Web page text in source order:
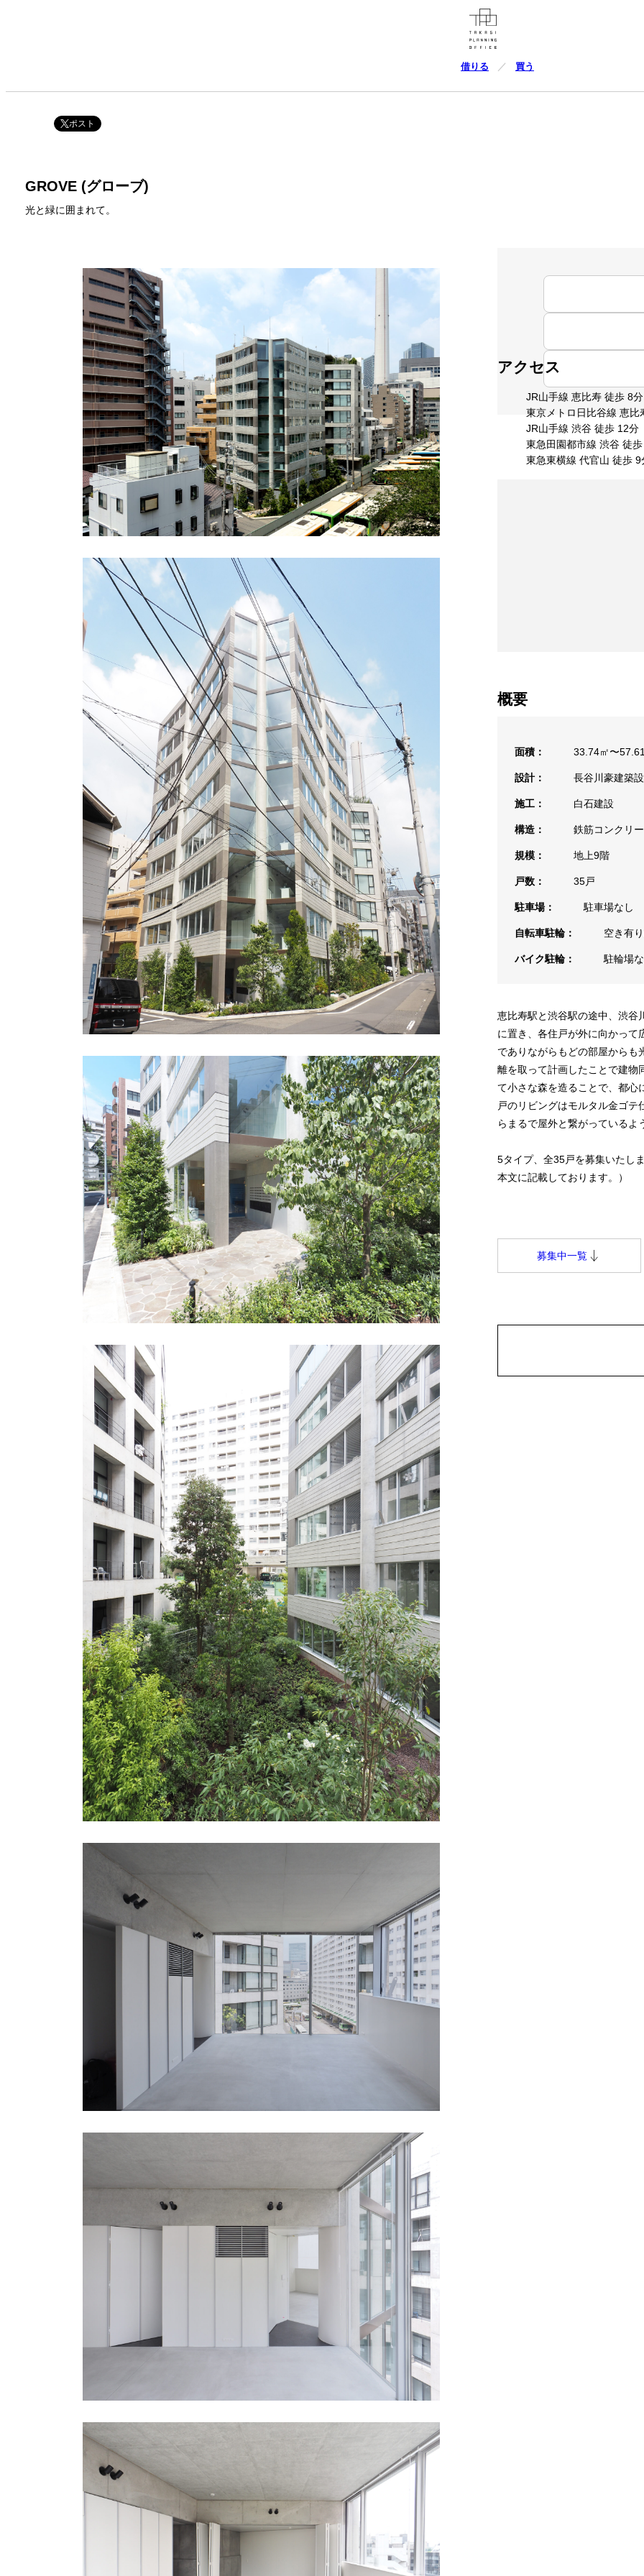
借りる 買う
ポスト
GROVE (グローブ)
光と緑に囲まれて。
アクセス
JR山手線 恵比寿 徒歩 8分
東京メトロ日比谷線 恵比
JR山手線 渋谷 徒歩 12分
東急田園都市線 渋谷 徒
東急東横線 代官山 徒歩 9
概要
面積： 33.74㎡〜
設計： 長谷川豪建築
施工： 白石建設
構造： 鉄筋コンクリ
規模： 地上9階
戸数： 35戸
駐車場： 駐車場なし
自転車駐輪： 空き有
バイク駐輪： 駐輪場
恵比寿駅と渋谷駅の途中、渋谷
に置き、各住戸が外に向かって
でありながらもどの部屋からも
離を取って計画したことで建物
て小さな森を造ることで、都心
戸のリビングはモルタル金ゴ
らまるで屋外と繋がっているよ
5タイプ、全35戸を募集いたし
本文に記載しております。）
募集中一覧